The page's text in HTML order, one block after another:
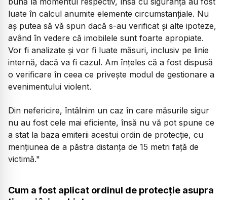
luate în calcul anumite elemente circumstanțiale. Nu
aș putea să vă spun dacă s-au verificat și alte ipoteze,
având în vedere că imobilele sunt foarte apropiate.
Vor fi analizate și vor fi luate măsuri, inclusiv pe linie
internă, dacă va fi cazul. Am înțeles că a fost dispusă
o verificare în ceea ce privește modul de gestionare a
evenimentului violent.
Din nefericire, întâlnim un caz în care măsurile sigur
nu au fost cele mai eficiente, însă nu vă pot spune ce
a stat la baza emiterii acestui ordin de protecție, cu
mențiunea de a păstra distanța de 15 metri față de
victimă."
Cum a fost aplicat ordinul de protecție asupra